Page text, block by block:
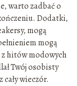
warto zadbać o
Dodatki,
mogą
mogą
z hitów modowych
Twój osobisty
wieczór.